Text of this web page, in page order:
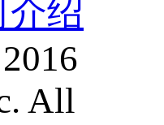
介绍
2016
All